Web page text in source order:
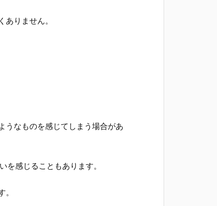
りません。
うなものを感じてしまう場合があ
を感じることもあります。